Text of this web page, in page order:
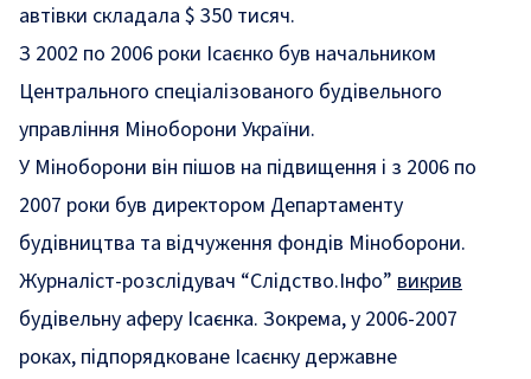
автівки складала $ 350 тисяч.
З 2002 по 2006 роки Ісаєнко був начальником
Центрального спеціалізованого будівельного
управління Міноборони України.
У Міноборони він пішов на підвищення і з 2006 по
2007 роки був директором Департаменту
будівництва та відчуження фондів Міноборони.
Журналіст-розслідувач “Слідство.Інфо” викрив
будівельну аферу Ісаєнка. Зокрема, у 2006-2007
роках, підпорядковане Ісаєнку державне